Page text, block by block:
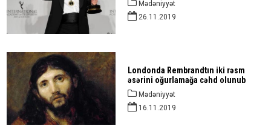
Mədəniyyət
26.11.2019
Londonda Rembrandtın iki rəsm
əsərini oğurlamağa cəhd olunub
Mədəniyyət
16.11.2019